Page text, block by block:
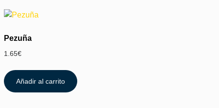
Pezuña
1.65€
Añadir al carrito